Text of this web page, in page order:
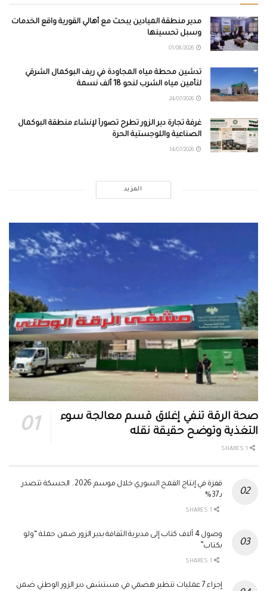
مدير منطقة الميادين يبحث مع أهالي القورية واقع الخدمات
وسبل تحسينها
تدشين محطة مياه المجاودة في ريف البوكمال الشرقي
لتأمين مياه الشرب لنحو 18 ألف نسمة
غرفة تجارة دير الزور تطرح تصوراً لإنشاء منطقة البوكمال
الصناعية واللوجستية الحرة
المزيد
صحة الرقة تنفي إغلاق قسم معالجة سوء
التغذية وتوضح حقيقة نقله
قفزة في إنتاج القمح السوري خلال موسم 2026.. الحسكة تتصدر
بـ37%
وصول 4 آلاف كتاب إلى مديرية الثقافة بدير الزور ضمن حملة “ولو
بكتاب”
إجراء 7 عمليات تنظير هضمي في مستشفى دير الزور الوطني ضمن